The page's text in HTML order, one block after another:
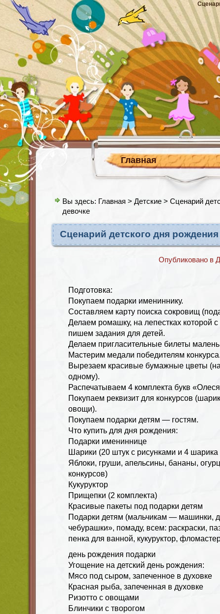
Главная
Вы здесь: Главная > Детские > Сценарий
девочке
Сценарий детского дня
Опубликовано в
Подготовка:
Покупаем подарки имениннику.
Составляем карту поиска сокровищ
Делаем ромашку, на лепестках которой
пишем задания для детей.
Делаем пригласительные билеты
Мастерим медали победителям
Вырезаем красивые бумажные цветы
одному).
Распечатываем 4 комплекта букв
Покупаем реквизит для конкурсов
овощи).
Покупаем подарки детям — гостям.
Что купить для дня рождения:
Подарки имениннице
Шарики (20 штук с рисунками и 4 шарика
Яблоки, груши, апельсины, бананы,
конкурсов)
Кукуруктор
Прищепки (2 комплекта)
Красивые пакеты под подарки детям
Подарки детям (мальчикам — машинки,
чебурашки», помаду, всем: раскраски,
пенка для ванной, кукуруктор,
день рождения подарки
Угощение на детский день рождения:
Мясо под сыром, запеченное в духовке
Красная рыба, запеченная в духовке
Ризотто с овощами
Блинчики с творогом